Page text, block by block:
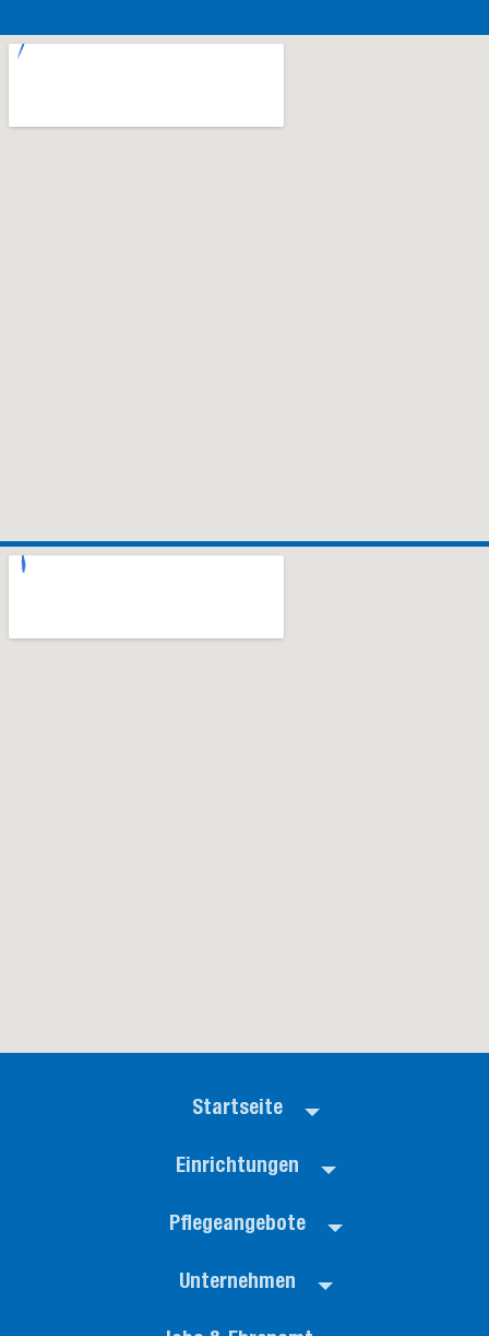
Startseite
Einrichtungen
Pflegeangebote
Unternehmen